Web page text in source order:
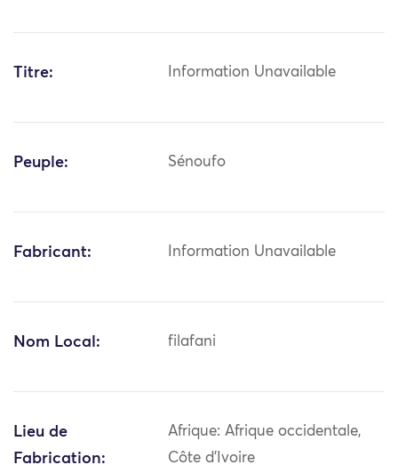
Titre: Information Unavailable
Peuple: Sénoufo
Fabricant: Information Unavailable
Nom Local: filafani
Lieu de
Fabrication:
Afrique: Afrique occidentale,
Côte d'Ivoire